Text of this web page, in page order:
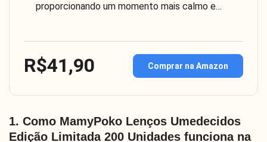
proporcionando um momento mais calmo e…
R$41,90 Comprar na Amazon
1. Como MamyPoko Lenços Umedecidos
Edição Limitada 200 Unidades funciona na